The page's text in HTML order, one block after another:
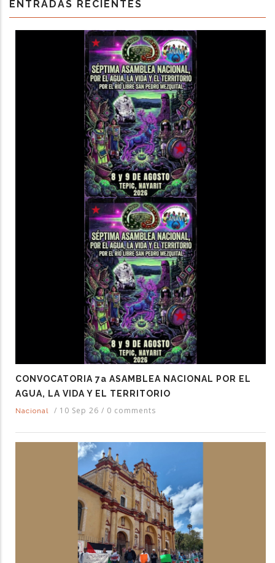
ENTRADAS RECIENTES
CONVOCATORIA 7a ASAMBLEA NACIONAL POR EL
AGUA, LA VIDA Y EL TERRITORIO
Nacional / 10 Sep 26 / 0 comments